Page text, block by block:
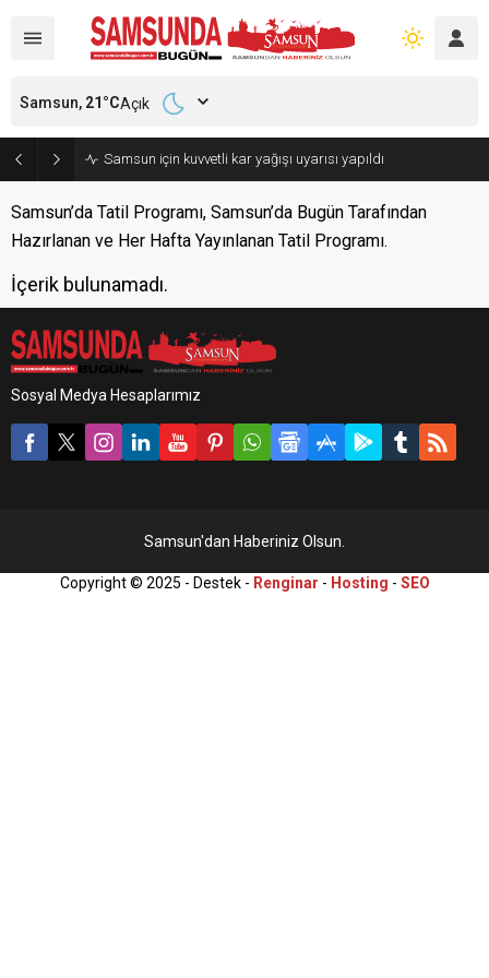
Samsun için kuvvetli kar yağışı uyarısı yapıldı
Samsun, 21 °CAçık
Samsun’da Tatil Programı, Samsun’da Bugün Tarafından
Hazırlanan ve Her Hafta Yayınlanan Tatil Programı.
İçerik bulunamadı.
Sosyal Medya Hesaplarımız
Samsun'dan Haberiniz Olsun.
Copyright © 2025 - Destek - Renginar - Hosting - SEO